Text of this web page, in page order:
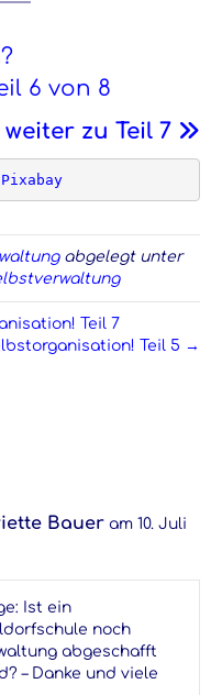
6 von 8
weiter zu Teil 7
Pixabay
abgelegt unter
Teil 7
Teil 5 →
Bauer am 10. Juli
Ist ein
noch
abgeschafft
– Danke und viele